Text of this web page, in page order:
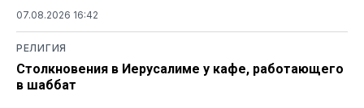
07.08.2026 16:42
РЕЛИГИЯ
Столкновения в Иерусалиме у кафе, работающего
в шаббат